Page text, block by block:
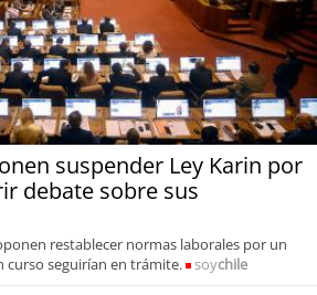
suspender Ley Karin por
debate sobre sus
restablecer normas laborales por un
curso seguirían en trámite.
soychile